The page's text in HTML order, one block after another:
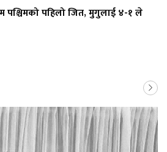
पश्चिमको पहिलो जित, मुगुलाई ४-१ ले